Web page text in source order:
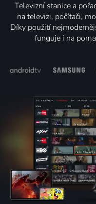
Televizní stanice a
na televizi, počítači,
Díky použití
funguje i na